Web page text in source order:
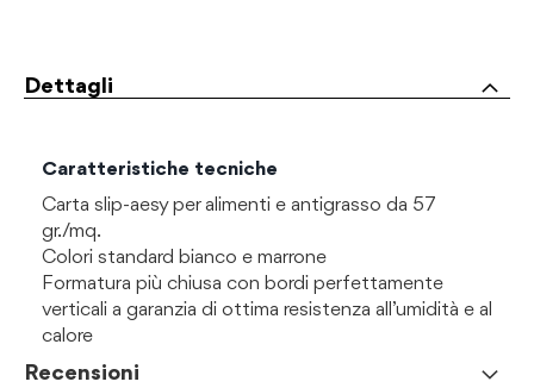
Dettagli
Caratteristiche tecniche
Carta slip-aesy per alimenti e antigrasso da 57
gr./mq.
Colori standard bianco e marrone
Formatura più chiusa con bordi perfettamente
verticali a garanzia di ottima resistenza all’umidità e al
calore
Recensioni